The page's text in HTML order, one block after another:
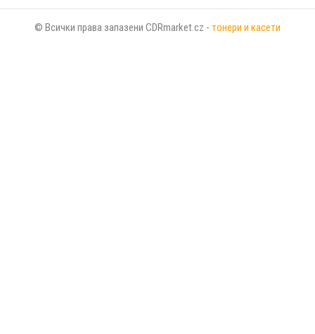
© Всички права запазени CDRmarket.cz - тонери и касети